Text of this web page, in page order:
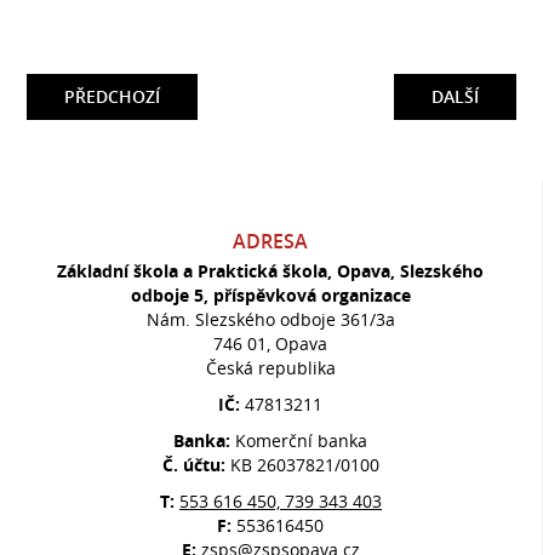
DALŠÍ
PŘEDCHOZÍ
ADRESA
Základní škola a Praktická škola, Opava, Slezského
odboje 5, příspěvková organizace
Nám. Slezského odboje 361/3a
746 01, Opava
Česká republika
IČ:47813211
Banka: Komerční banka
Č. účtu: KB 26037821/0100
T: 553 616 450, 739 343 403
F: 553616450
E: zsps@zspsopava.cz